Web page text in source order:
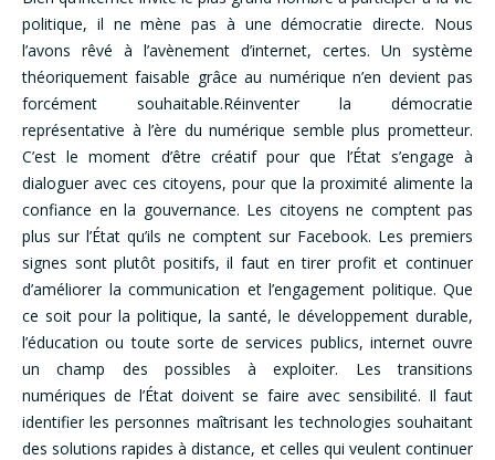
politique, il ne mène pas à une démocratie directe. Nous
l’avons rêvé à l’avènement d’internet, certes. Un système
théoriquement faisable grâce au numérique n’en devient pas
forcément souhaitable.Réinventer la démocratie
représentative à l’ère du numérique semble plus prometteur.
C’est le moment d’être créatif pour que l’État s’engage à
dialoguer avec ces citoyens, pour que la proximité alimente la
confiance en la gouvernance. Les citoyens ne comptent pas
plus sur l’État qu’ils ne comptent sur Facebook. Les premiers
signes sont plutôt positifs, il faut en tirer profit et continuer
d’améliorer la communication et l’engagement politique. Que
ce soit pour la politique, la santé, le développement durable,
l’éducation ou toute sorte de services publics, internet ouvre
un champ des possibles à exploiter. Les transitions
numériques de l’État doivent se faire avec sensibilité. Il faut
identifier les personnes maîtrisant les technologies souhaitant
des solutions rapides à distance, et celles qui veulent continuer